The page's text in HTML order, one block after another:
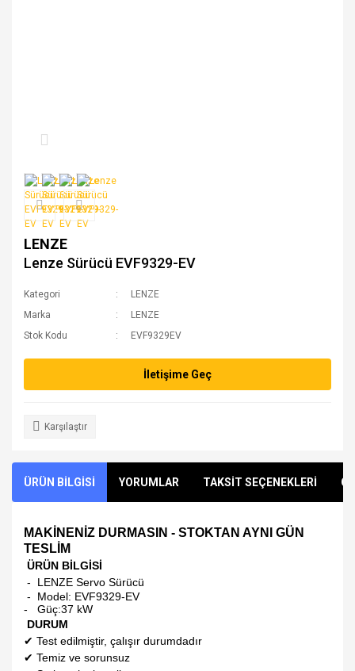
LENZE
Lenze Sürücü EVF9329-EV
Kategori
LENZE
Marka
LENZE
Stok Kodu
EVF9329EV
İletişime Geç
Karşılaştır
ÜRÜN BİLGİSİ YORUMLAR TAKSİT SEÇENEKLERİ
MAKİNENİZ DURMASIN - STOKTAN AYNI GÜN
TESLİM
ÜRÜN BİLGİSİ
- LENZE Servo Sürücü
- Model: EVF9329-EV
-
Güç:37 kW
DURUM
✔ Test edilmiştir, çalışır durumdadır
✔ Temiz ve sorunsuz